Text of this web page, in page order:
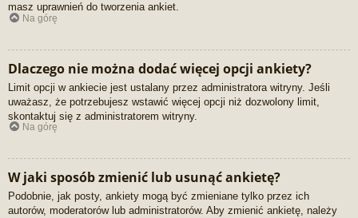
masz uprawnień do tworzenia ankiet.
Na górę
Dlaczego nie można dodać więcej opcji ankiety?
Limit opcji w ankiecie jest ustalany przez administratora witryny. Jeśli
uważasz, że potrzebujesz wstawić więcej opcji niż dozwolony limit,
skontaktuj się z administratorem witryny.
Na górę
W jaki sposób zmienić lub usunąć ankietę?
Podobnie, jak posty, ankiety mogą być zmieniane tylko przez ich
autorów, moderatorów lub administratorów. Aby zmienić ankietę, należy